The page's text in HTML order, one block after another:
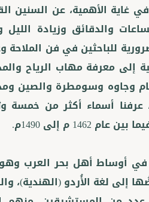
غاية الأهمية، عن السنين
والدقائق وزيادة
للباحثين في فن
إلى معرفة مهاب الرياح
وجاوه وسومطرة والصين
عرفنا أسماء أكثر من خمسة
أوساط أهل بحر العرب وهو
إلى لغة الأُردو (الهندية)،